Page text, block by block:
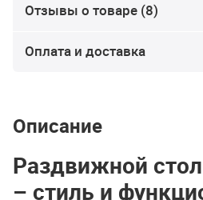
Отзывы о товаре (8)
Оплата и доставка
Описание
Раздвижной
– стиль и